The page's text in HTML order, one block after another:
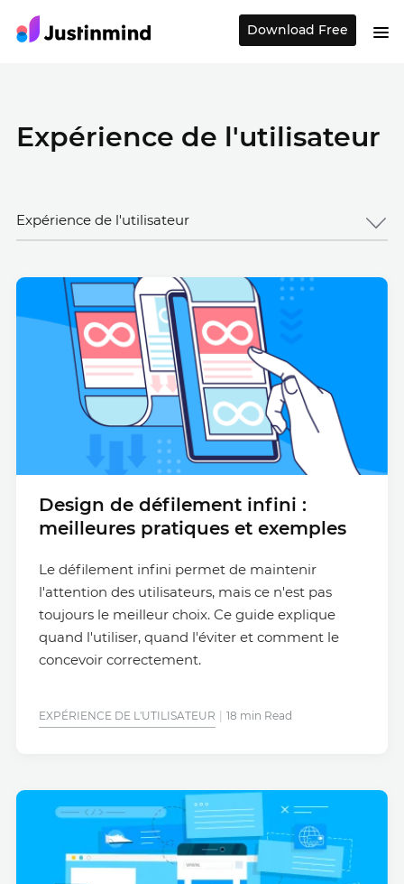
Download Free
Expérience de l'utilisateur
Expérience de l'utilisateur
Design de défilement infini :
meilleures pratiques et exemples
Le défilement infini permet de maintenir
l'attention des utilisateurs, mais ce n'est pas
toujours le meilleur choix. Ce guide explique
quand l'utiliser, quand l'éviter et comment le
concevoir correctement.
EXPÉRIENCE DE L'UTILISATEUR 18 min Read